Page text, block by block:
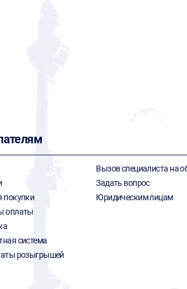
покупки
оплаты
система
розыгрышей
Вызов специалиста на
Задать вопрос
Юридическим лицам